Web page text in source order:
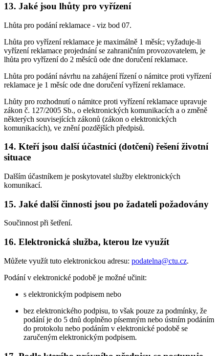
13. Jaké jsou lhůty pro vyřízení
Lhůta pro podání reklamace - viz bod 07.
Lhůta pro vyřízení reklamace je maximálně 1 měsíc; vyžaduje-li
vyřízení reklamace projednání se zahraničním provozovatelem, je
lhůta pro vyřízení do 2 měsíců ode dne doručení reklamace.
Lhůta pro podání návrhu na zahájení řízení o námitce proti vyřízení
reklamace je 1 měsíc ode dne doručení vyřízení reklamace.
Lhůty pro rozhodnutí o námitce proti vyřízení reklamace upravuje
zákon č. 127/2005 Sb., o elektronických komunikacích a o změně
některých souvisejících zákonů (zákon o elektronických
komunikacích), ve znění pozdějších předpisů.
14. Kteří jsou další účastníci (dotčení) řešení životní
situace
Dalším účastníkem je poskytovatel služby elektronických
komunikací.
15. Jaké další činnosti jsou po žadateli požadovány
Součinnost při šetření.
16. Elektronická služba, kterou lze využít
Můžete využít tuto elektronickou adresu: podatelna@ctu.cz.
Podání v elektronické podobě je možné učinit:
s elektronickým podpisem nebo
bez elektronického podpisu, to však pouze za podmínky, že
podání je do 5 dnů doplněno písemným nebo ústním podáním
do protokolu nebo podáním v elektronické podobě se
zaručeným elektronickým podpisem.